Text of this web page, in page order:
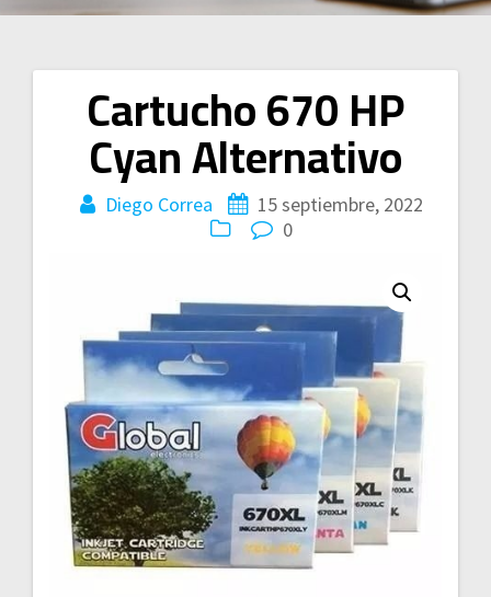
Cartucho 670 HP
Cyan Alternativo
Diego Correa
15 septiembre, 2022
0
Navegación
entradas